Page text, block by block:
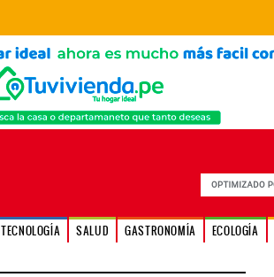
TECNOLOGÍA SALUD GASTRONOMÍA ECOLOGÍA